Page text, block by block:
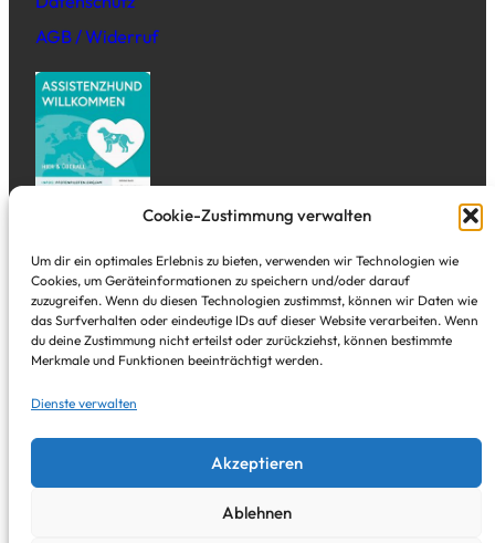
Cookie-Zustimmung verwalten
Um dir ein optimales Erlebnis zu bieten, verwenden wir Technologien wie
Cookies, um Geräteinformationen zu speichern und/oder darauf
zuzugreifen. Wenn du diesen Technologien zustimmst, können wir Daten wie
das Surfverhalten oder eindeutige IDs auf dieser Website verarbeiten. Wenn
du deine Zustimmung nicht erteilst oder zurückziehst, können bestimmte
Merkmale und Funktionen beeinträchtigt werden.
Dienste verwalten
Akzeptieren
Ablehnen
AGB / Widerruf
Adresse
Tal Studio
Alte Freiheit 3
Wuppertal Elberfeld – direkt in der City
InstagramYouTube Pinterest E-Mail